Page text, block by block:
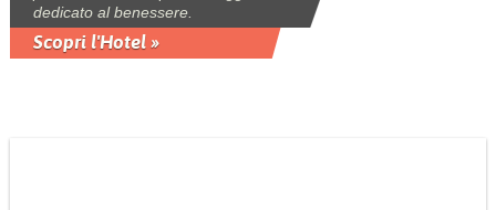
dedicato al benessere.
Scopri l'Hotel »